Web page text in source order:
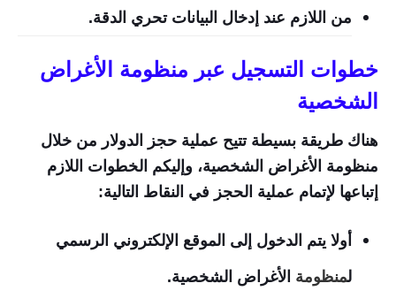
من اللازم عند إدخال البيانات تحري الدقة.
خطوات التسجيل عبر منظومة الأغراض
الشخصية
هناك طريقة بسيطة تتيح عملية حجز الدولار من خلال
منظومة الأغراض الشخصية، وإليكم الخطوات اللازم
إتباعها لإتمام عملية الحجز في النقاط التالية:
أولا يتم الدخول إلى الموقع الإلكتروني الرسمي
لمنظومة الأغراض الشخصية.